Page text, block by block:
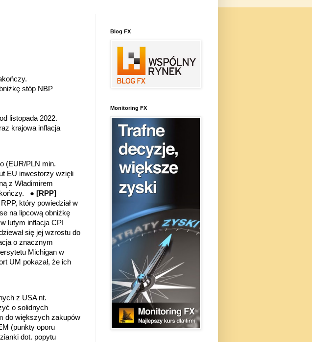
stóp NBP
listopada 2022.
krajowa inflacja
(EUR/PLN min.
EU inwestorzy wzięli
z Władimirem
● [RPP]
który powiedział w
na lipcową obniżkę
lutym inflacja CPI
się jej wzrostu do
o znacznym
Michigan w
UM pokazał, że ich
z USA nt.
o solidnych
do większych zakupów
(punkty oporu
dot. popytu
Blog FX
Monitoring FX